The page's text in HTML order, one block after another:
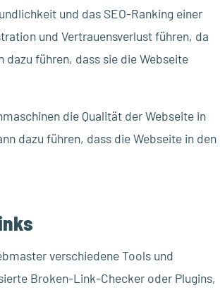
und das SEO-Ranking einer
und Vertrauensverlust führen, da
dazu führen, dass sie die Webseite
die Qualität der Webseite in
dazu führen, dass die Webseite in den
verschiedene Tools und
Broken-Link-Checker oder Plugins,